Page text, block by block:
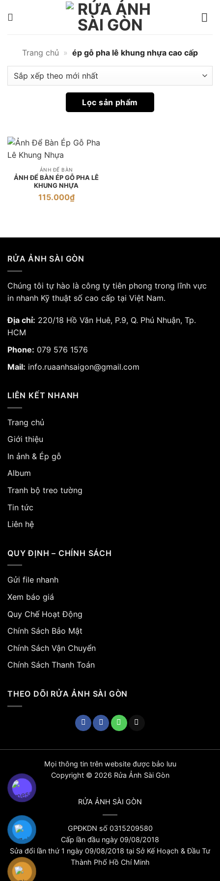
qua
ép
pha
lê
khung
|
Rửa
Sài
Trang chủ » ép gỗ pha lê khung nhựa cao cấp
Lọc sản phẩm
ẢNH ĐỂ BÀN
ẢNH ĐỂ BÀN ÉP GỖ PHA LÊ
KHUNG NHỰA
115.000₫
RỬA ẢNH SÀI GÒN
Chúng tôi tự hào là công ty tiên phong trong lĩnh vực
in nhanh Kỹ thuật số cao cấp tại Việt Nam.
Địa chỉ: 220/18 Hồ Văn Huê, P.9, Q. Phú Nhuận, Tp.
HCM
Phone: 079 576 1576
Mail: info.ruaanhsaigon@gmail.com
LIÊN KẾT NHANH
Trang chủ
Giới thiệu
In ảnh & Ép gỗ
Album
Tranh bộ treo tường
Tin tức
Liên hệ
QUY ĐỊNH – CHÍNH SÁCH
Gửi file nhanh
Xem báo giá
Quy Chế Hoạt Động
Chính Sách Bảo Mật
Chính Sách Vận Chuyển
Chính Sách Thanh Toán
THEO DÕI RỬA ẢNH SÀI GÒN
Mọi thông tin trên website được bảo lưu
Copyright © 2026 Rửa Ảnh Sài Gòn
RỬA ẢNH SÀI GÒN
GPĐKDN số 0315209580
Cấp lần đầu ngày 09/08/2018
Sửa đổi lần thứ 1 ngày 09/08/2018 tại Sở Kế Hoạch & Đầu Tư
Thành Phố Hồ Chí Minh